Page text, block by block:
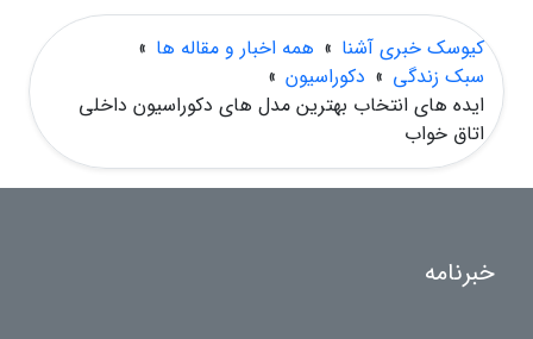
کیوسک خبری آشنا » همه اخبار و مقاله ها »
سبک زندگی » دکوراسیون »
ایده های انتخاب بهترین مدل های دکوراسیون داخلی
اتاق خواب
خبرنامه